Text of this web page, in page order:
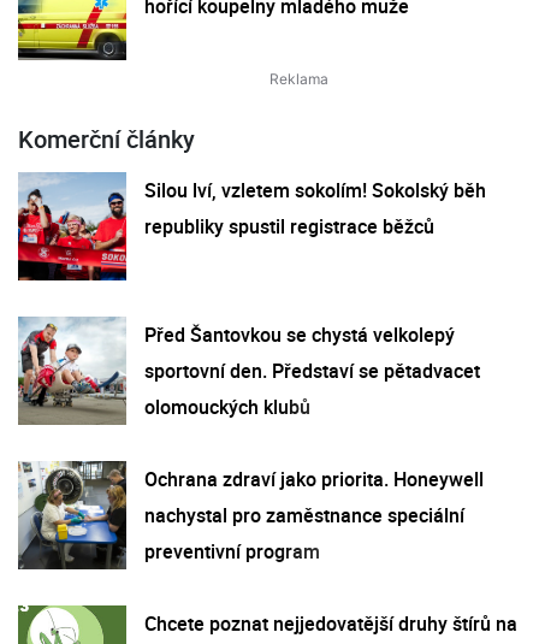
hořící koupelny mladého muže
Komerční články
Silou lví, vzletem sokolím! Sokolský běh
republiky spustil registrace běžců
Před Šantovkou se chystá velkolepý
sportovní den. Představí se pětadvacet
olomouckých klubů
Ochrana zdraví jako priorita. Honeywell
nachystal pro zaměstnance speciální
preventivní program
Chcete poznat nejjedovatější druhy štírů na